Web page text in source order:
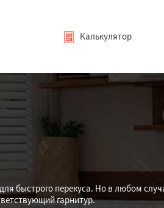
Калькулятор
быстрого перекуса. Но в любом
гарнитур.